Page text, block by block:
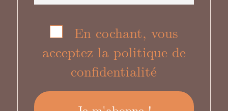
En cochant, vous
acceptez la politique de
confidentialité